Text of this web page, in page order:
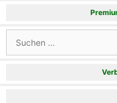
nach: